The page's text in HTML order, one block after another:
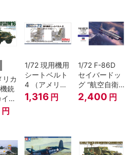
リカ
銃
ク
円
1/72 現用機用
シートベルト
4 （アメリカ
海/空軍 F-4・
F-8ほか）
1,316 円
1/72 F-86D
セイバードッ
グ “航空自衛
隊”
2,400 円